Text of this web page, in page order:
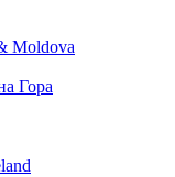
Moldova
Гора